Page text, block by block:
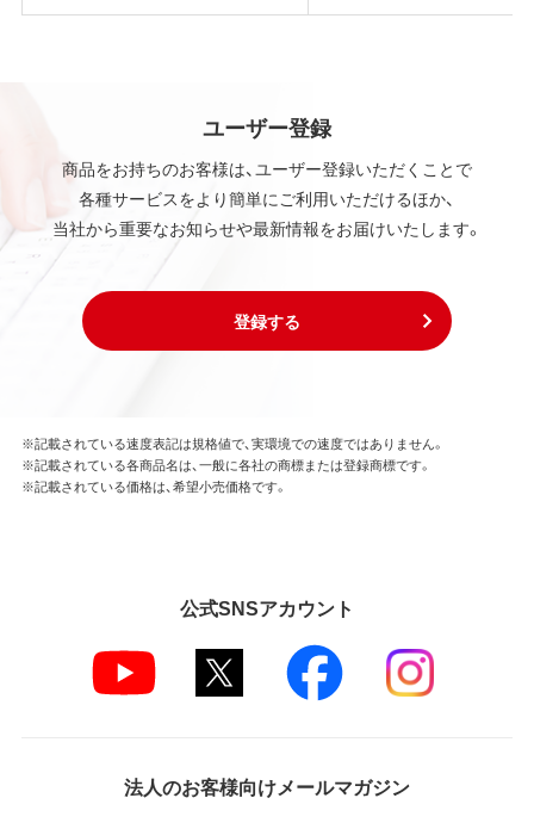
ユーザー登録
商品をお持ちのお客様は、ユーザー登録いただくことで
各種サービスをより簡単にご利用いただけるほか、
当社から重要なお知らせや最新情報をお届けいたします。
登録する
※記載されている速度表記は規格値で、実環境での速度ではありません。
※記載されている各商品名は、一般に各社の商標または登録商標です。
※記載されている価格は、希望小売価格です。
公式SNSアカウント
法人のお客様向けメールマガジン